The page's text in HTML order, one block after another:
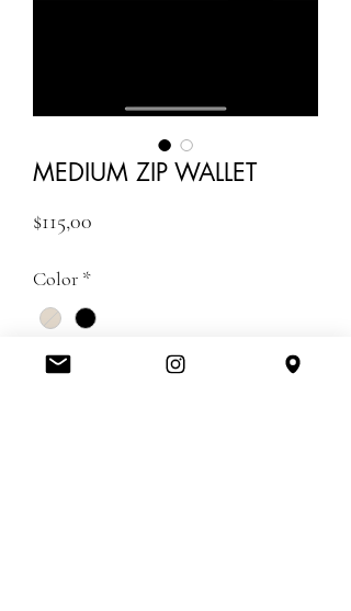
MEDIUM ZIP WALLET
$115,00
Color *
Adet *